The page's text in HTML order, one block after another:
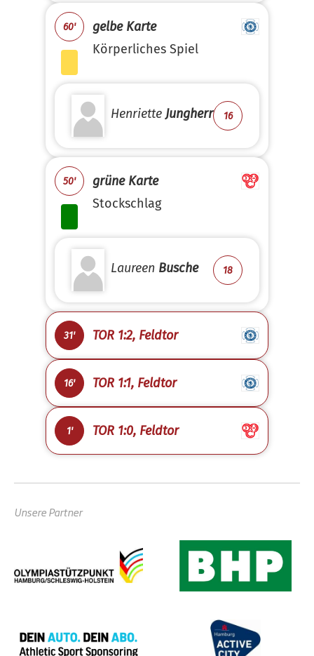
60'
gelbe Karte
Körperliches Spiel
Henriette Jungherr 16
50'
grüne Karte
Stockschlag
Laureen Busche 18
31' TOR 1:2, Feldtor
16' TOR 1:1, Feldtor
1' TOR 1:0, Feldtor
Unsere Partner